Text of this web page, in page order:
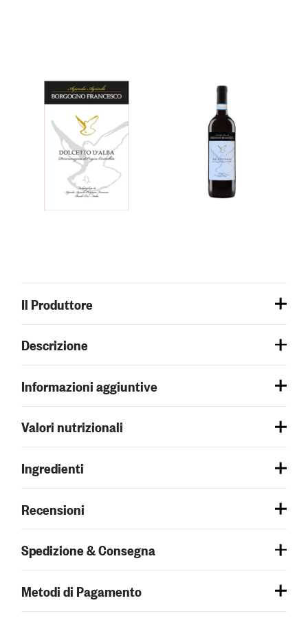
Il Produttore
Descrizione
Informazioni aggiuntive
Valori nutrizionali
Ingredienti
Recensioni
Spedizione & Consegna
Metodi di Pagamento